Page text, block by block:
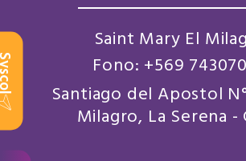
Saint Mary El
Fono: +569
Santiago del Apostol
Milagro, La Serena -